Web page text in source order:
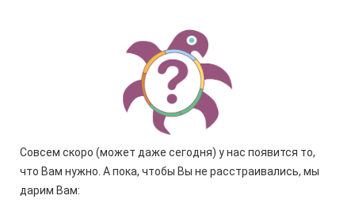
Совсем скоро (может даже сегодня) у нас появится то,
что Вам нужно. А пока, чтобы Вы не расстраивались, мы
дарим Вам: